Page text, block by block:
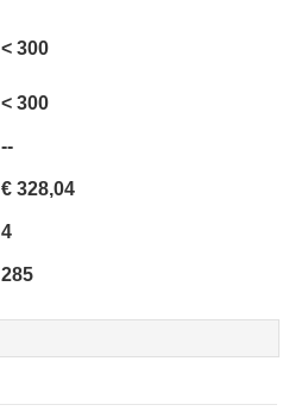
< 300
< 300
--
€ 328,04
4
285